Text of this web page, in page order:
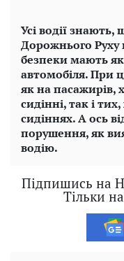
Усі водії
Дорожнього Руху
безпеки мають як
автомобіля. При
як на пасажирів,
сидінні, так і
сидіннях. А ось
порушення, як
водію.
Підпишись на
Тільки